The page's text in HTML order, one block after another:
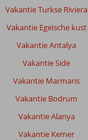
Vakantie Turkse Riviera
Vakantie Egeische kust
Vakantie Antalya
Vakantie Side
Vakantie Marmaris
Vakantie Bodrum
Vakantie Alanya
Vakantie Kemer